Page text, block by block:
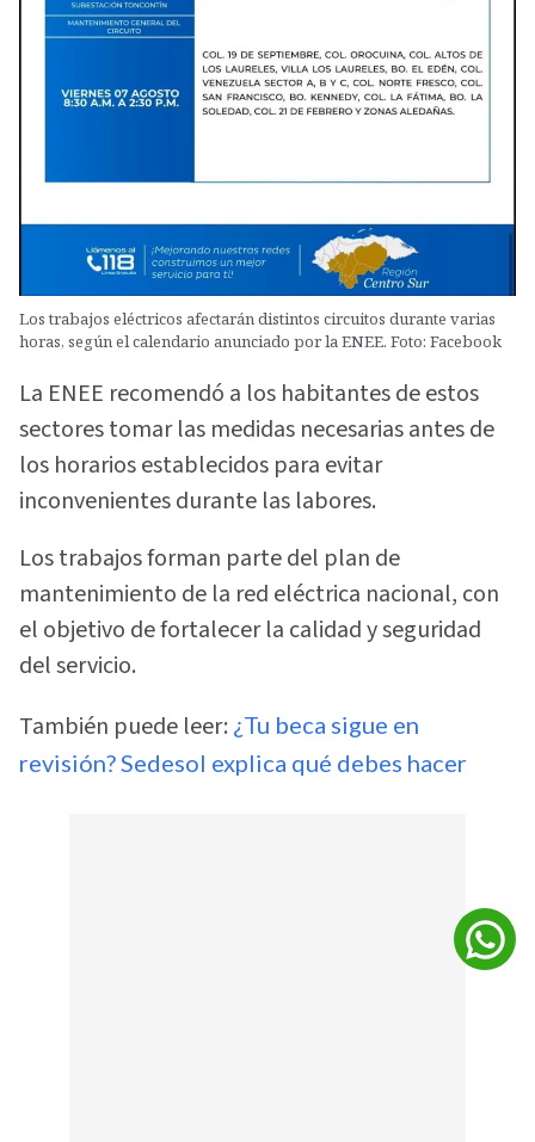
Los trabajos eléctricos afectarán distintos circuitos durante varias
horas, según el calendario anunciado por la ENEE. Foto: Facebook
La ENEE recomendó a los habitantes de estos
sectores tomar las medidas necesarias antes de
los horarios establecidos para evitar
inconvenientes durante las labores.
Los trabajos forman parte del plan de
mantenimiento de la red eléctrica nacional, con
el objetivo de fortalecer la calidad y seguridad
del servicio.
También puede leer: ¿Tu beca sigue en
revisión? Sedesol explica qué debes hacer